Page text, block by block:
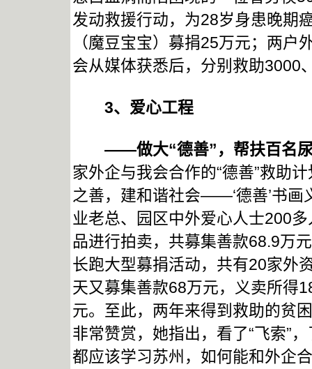
发动救援行动，为28岁身患晚期
（魔豆宝宝）募捐25万元；两
会从媒体获悉后，分别救助3000
3、爱心工程
——做大“德善”，帮扶百名尿
家外企与我会合作的“德善”救助
之善，建和谐社会——‘德善’书画
业老总、园区中外爱心人士200
品进行拍卖，共募集善款68.9万
长跑大型募捐活动，共有20家外
天又募集善款68万元，义卖所得
元。至此，两年来得到救助的贫
非常赞赏，她指出，看了“飞索”
都应该学习苏州，如何能和外企